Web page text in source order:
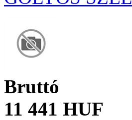
Bruttó
11 441 HUF